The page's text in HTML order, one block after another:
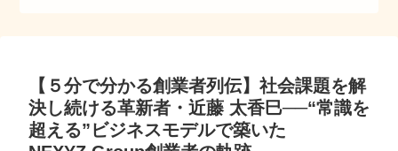
【５分で分かる創業者列伝】社会課題を解
決し続ける革新者・近藤 太香巳──“常識を
超える”ビジネスモデルで築いた